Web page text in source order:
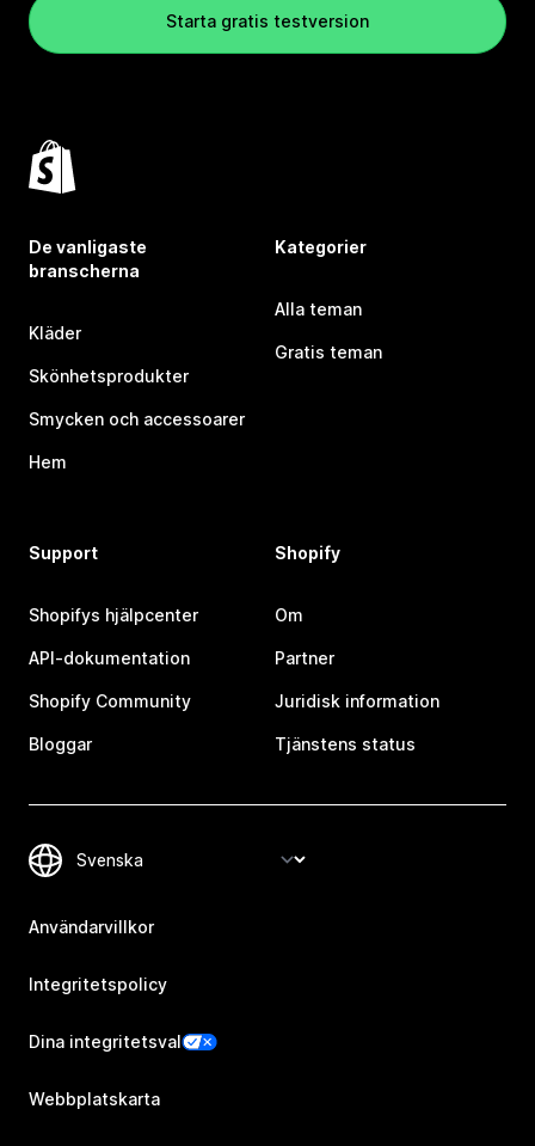
Starta gratis testversion
De vanligaste
branscherna
Kläder
Skönhetsprodukter
Smycken och accessoarer
Hem
Kategorier
Alla teman
Gratis teman
Support
Shopifys hjälpcenter
API-dokumentation
Shopify Community
Bloggar
Shopify
Om
Partner
Juridisk information
Tjänstens status
Användarvillkor
Integritetspolicy
Dina integritetsval
Webbplatskarta